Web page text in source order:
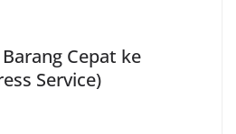
Cepat ke
Service)